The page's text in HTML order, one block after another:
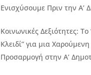
Ενισχύσουμε Πριν την Α’
Κοινωνικές Δεξιότητες:
Κλειδί” για μια
Προσαρμογή στην Α’